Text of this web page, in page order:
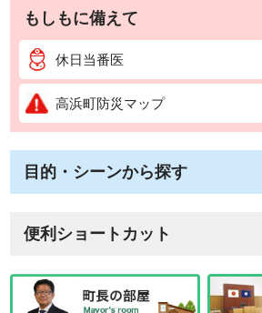
もしもに備えて
休日当番医
高浜町防災マップ
目的・シーンから探す
便利ショートカット